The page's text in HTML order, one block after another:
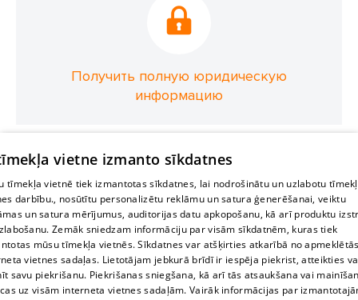
Получить полную юридическую
информацию
vietne izmanto sīkdatnes
tīmekļa vietnē tiek izmantotas sīkdatnes, lai nodrošinātu un uzlabotu
darbību., nosūtītu personalizētu reklāmu un satura ģenerēšanai, veiktu
un satura mērījumus, auditorijas datu apkopošanu, kā arī produktu
Zemāk sniedzam informāciju par visām sīkdatnēm, kuras tiek
mūsu tīmekļa vietnēs. Sīkdatnes var atšķirties atkarībā no
vietnes sadaļas. Lietotājam jebkurā brīdī ir iespēja piekrist, atteikties
savu piekrišanu. Piekrišanas sniegšana, kā arī tās atsaukšana vai
uz visām interneta vietnes sadaļām. Vairāk informācijas par